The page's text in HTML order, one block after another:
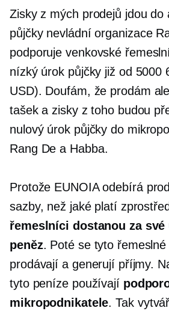
Zisky z mých prodejů jdou do
půjčky nevládníorganizace
podporuje venkovské
nízký úrok půjčky již od 5000
USD). Doufám, že prodám
tašek a zisky z toho budou
nulový úrokpůjčky do
Rang De a Habba.
Protože EUNOIA odebírá
sazby, než jaké platí
řemeslníci dostanou za
peněz. Poté se tyto řemeslné
prodávají a generují příjmy.
tyto peníze používají
mikropodnikatele. Tak